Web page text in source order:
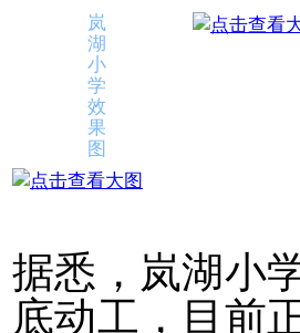
岚
湖
小
学
效
果
图
据悉，岚湖小
底动工，目前